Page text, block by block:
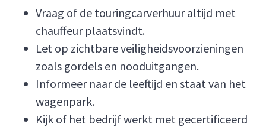
Vraag of de touringcarverhuur altijd met
chauffeur plaatsvindt.
Let op zichtbare veiligheidsvoorzieningen
zoals gordels en nooduitgangen.
Informeer naar de leeftijd en staat van het
wagenpark.
Kijk of het bedrijf werkt met gecertificeerd